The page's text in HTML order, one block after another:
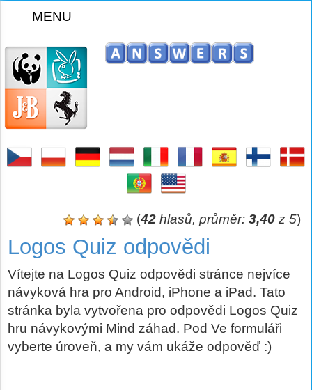
MENU
(42 hlasů, průměr: 3,40 z 5)
Logos Quiz odpovědi
Vítejte na Logos Quiz odpovědi stránce nejvíce
návyková hra pro Android, iPhone a iPad. Tato
stránka byla vytvořena pro odpovědi Logos Quiz
hru návykovými Mind záhad. Pod Ve formuláři
vyberte úroveň, a my vám ukáže odpověď :)